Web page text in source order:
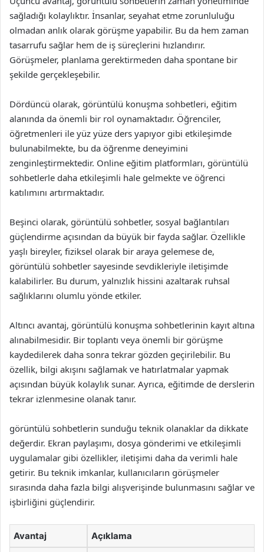
sağladığı kolaylıktır. İnsanlar, seyahat etme zorunluluğu
olmadan anlık olarak görüşme yapabilir. Bu da hem zaman
tasarrufu sağlar hem de iş süreçlerini hızlandırır.
Görüşmeler, planlama gerektirmeden daha spontane bir
şekilde gerçekleşebilir.
Dördüncü olarak, görüntülü konuşma sohbetleri, eğitim
alanında da önemli bir rol oynamaktadır. Öğrenciler,
öğretmenleri ile yüz yüze ders yapıyor gibi etkileşimde
bulunabilmekte, bu da öğrenme deneyimini
zenginleştirmektedir. Online eğitim platformları, görüntülü
sohbetlerle daha etkileşimli hale gelmekte ve öğrenci
katılımını artırmaktadır.
Beşinci olarak, görüntülü sohbetler, sosyal bağlantıları
güçlendirme açısından da büyük bir fayda sağlar. Özellikle
yaşlı bireyler, fiziksel olarak bir araya gelemese de,
görüntülü sohbetler sayesinde sevdikleriyle iletişimde
kalabilirler. Bu durum, yalnızlık hissini azaltarak ruhsal
sağlıklarını olumlu yönde etkiler.
Altıncı avantaj, görüntülü konuşma sohbetlerinin kayıt altına
alınabilmesidir. Bir toplantı veya önemli bir görüşme
kaydedilerek daha sonra tekrar gözden geçirilebilir. Bu
özellik, bilgi akışını sağlamak ve hatırlatmalar yapmak
açısından büyük kolaylık sunar. Ayrıca, eğitimde de derslerin
tekrar izlenmesine olanak tanır.
görüntülü sohbetlerin sunduğu teknik olanaklar da dikkate
değerdir. Ekran paylaşımı, dosya gönderimi ve etkileşimli
uygulamalar gibi özellikler, iletişimi daha da verimli hale
getirir. Bu teknik imkanlar, kullanıcıların görüşmeler
sırasında daha fazla bilgi alışverişinde bulunmasını sağlar ve
işbirliğini güçlendirir.
Avantaj Açıklama